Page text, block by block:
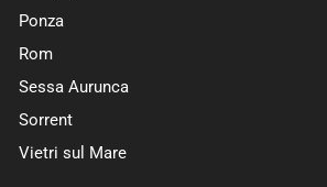
Ponza
Rom
Sessa Aurunca
Sorrent
Vietri sul Mare